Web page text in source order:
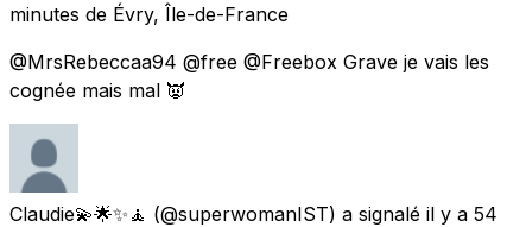
minutes de Évry, Île-de-France
@MrsRebeccaa94 @free @Freebox Grave je vais les
cognée mais mal 👿
Claudie💫🌟✨🧘 (@superwomanIST) a signalé il y a 54